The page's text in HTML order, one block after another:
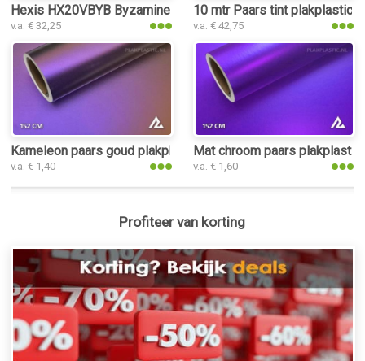
Hexis HX20VBYB Byzamine Violet Gloss plakplastic
v.a. € 32,25
10 mtr Paars tint plakplastic
v.a. € 42,75
Kameleon paars goud plakplastic
v.a. € 1,40
Mat chroom paars plakplastic
v.a. € 1,60
Profiteer van korting